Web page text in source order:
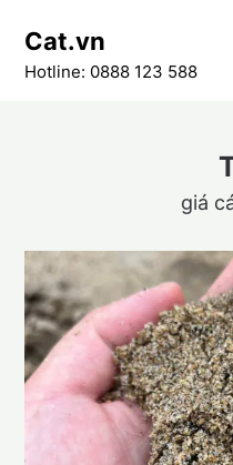
content
Cat.vn
Hotline: 0888 123 588
giá